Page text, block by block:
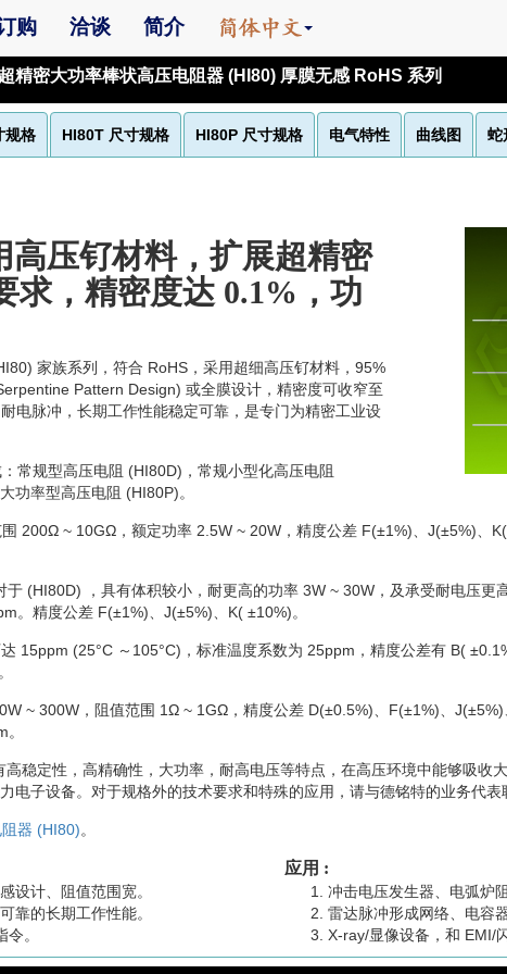
购 洽谈 简介
超精密大功率棒状高压电阻器 (HI80) 厚膜无感 RoHS 系列
规格 HI80T 尺寸规格 HI80P 尺寸规格 电气特性 曲线图 蛇
高压钌材料，扩展超精密
求，精密度达 0.1%，功
家族系列，符合 RoHS，采用超细高压钌材料，95%
Pattern Design) 或全膜设计，精密度可收窄至
电脉冲，长期工作性能稳定可靠，是专门为精密工业设
常规型高压电阻 (HI80D)，常规小型化高压电阻
功率型高压电阻 (HI80P)。
200Ω ~ 10GΩ，额定功率 2.5W ~ 20W，精度公差 F(±1%)、J(±5%)、
(HI80D) ，具有体积较小，耐更高的功率 3W ~ 30W，及承受耐电压更
。精度公差 F(±1%)、J(±5%)、K( ±10%)。
15ppm (25°C ～105°C)，标准温度系数为 25ppm，精度公差有 B(
~ 300W，阻值范围 1Ω ~ 1GΩ，精度公差 D(±0.5%)、F(±1%)、
稳定性，高精确性，大功率，耐高电压等特点，在高压环境中能够吸收
电子设备。对于规格外的技术要求和特殊的应用，请与德铭特的业务代表
器 (HI80)。
设计、阻值范围宽。
靠的长期工作性能。
。
应用 :
冲击电压发生器、电弧炉
雷达脉冲形成网络、电容
X-ray/显像设备，和 EMI/